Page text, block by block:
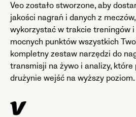
Veo zostało stworzone, aby
jakości nagrań i danych z
wykorzystać w trakcie treningów
mocnych punktów wszystkich
kompletny zestaw narzędzi do
transmisji na żywo i analizy, które
drużynie wejść na wyższy poziom.